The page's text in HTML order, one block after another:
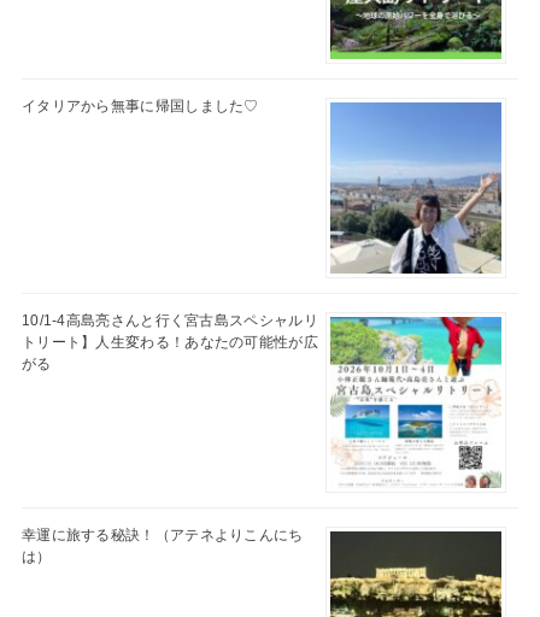
イタリアから無事に帰国しました♡
10/1-4高島亮さんと行く宮古島スペシャルリ
トリート】人生変わる！あなたの可能性が広
がる
幸運に旅する秘訣！（アテネよりこんにち
は）